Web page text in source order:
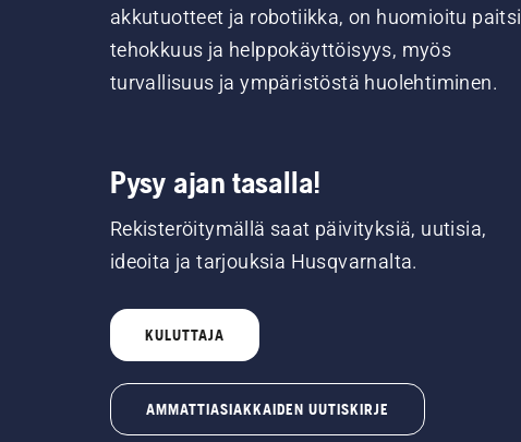
akkutuotteet ja robotiikka, on huomioitu paitsi
tehokkuus ja helppokäyttöisyys, myös
turvallisuus ja ympäristöstä huolehtiminen.
Pysy ajan tasalla!
Rekisteröitymällä saat päivityksiä, uutisia,
ideoita ja tarjouksia Husqvarnalta.
KULUTTAJA
AMMATTIASIAKKAIDEN UUTISKIRJE